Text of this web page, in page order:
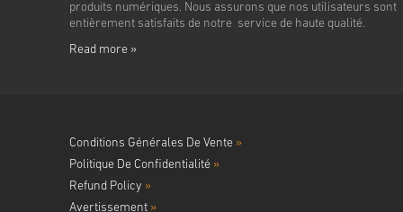
produits numériques. Nous assurons que nos utilisateurs sont
entièrement satisfaits de notre service de haute qualité.
Read more »
Conditions Générales De Vente »
Politique De Confidentialité »
Refund Policy »
Avertissement »